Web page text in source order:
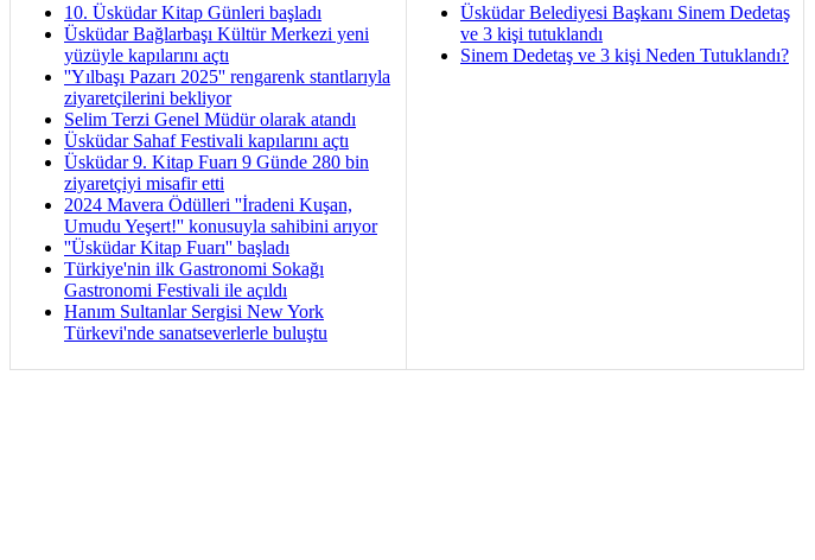
10. Üsküdar Kitap Günleri başladı
Üsküdar Bağlarbaşı Kültür Merkezi yeni
yüzüyle kapılarını açtı
''Yılbaşı Pazarı 2025'' rengarenk stantlarıyla
ziyaretçilerini bekliyor
Selim Terzi Genel Müdür olarak atandı
Üsküdar Sahaf Festivali kapılarını açtı
Üsküdar 9. Kitap Fuarı 9 Günde 280 bin
ziyaretçiyi misafir etti
2024 Mavera Ödülleri ''İradeni Kuşan,
Umudu Yeşert!'' konusuyla sahibini arıyor
''Üsküdar Kitap Fuarı'' başladı
Türkiye'nin ilk Gastronomi Sokağı
Gastronomi Festivali ile açıldı
Hanım Sultanlar Sergisi New York
Türkevi'nde sanatseverlerle buluştu
Üsküdar Belediyesi Başkanı Sinem Dedetaş
ve 3 kişi tutuklandı
Sinem Dedetaş ve 3 kişi Neden Tutuklandı?